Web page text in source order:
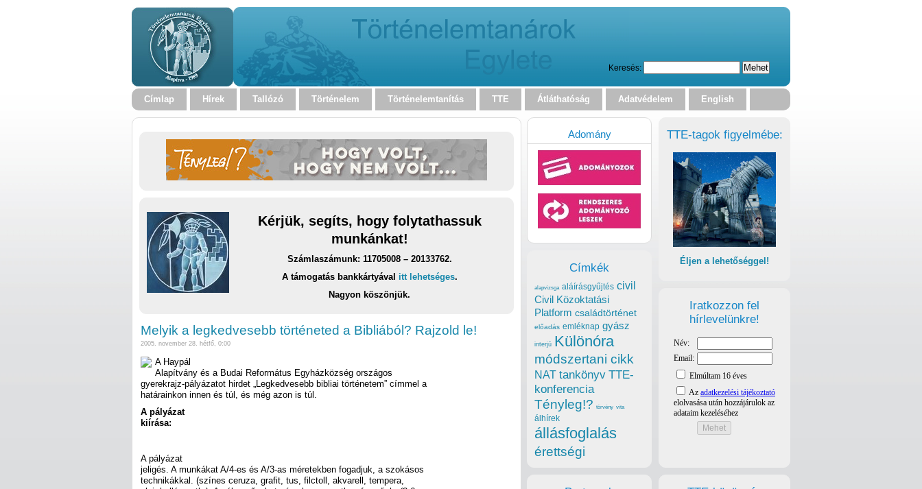
Keresés:
Címlap Hírek Tallózó Történelem Történelemtanítás TTE Átláthatóság Adatvédelem English
Kérjük, segíts, hogy folytathassuk
munkánkat!
Számlaszámunk: 11705008 – 20133762.
A támogatás bankkártyával itt lehetséges.
Nagyon köszönjük.
Melyik a legkedvesebb történeted a Bibliából? Rajzold le!
2005. november 28. hétfő, 0:00
A Haypál
Alapítvány és a Budai Református Egyházközség országos
gyerekrajz-pályázatot hirdet „Legkedvesebb bibliai történetem” címmel a
határainkon innen és túl, és még azon is túl.
A pályázat
kiírása:
A pályázat
jeligés. A munkákat A/4-es és A/3-as méretekben fogadjuk, a szokásos
technikákkal. (színes ceruza, grafit, tus, filctoll, akvarell, tempera,
TTE-tagok figyelmébe:
Éljen a lehetőséggel!
Iratkozzon fel
hírlevelünkre!
Adomány
Címkék
alapvizsga aláírásgyűjtés civil
Civil Közoktatási
Platform családtörténet
előadás emléknap gyász
interjú Különóra
módszertani cikk
NAT tankönyv TTE-
konferencia
Tényleg!? törvény vita
álhírek
állásfoglalás
érettségi